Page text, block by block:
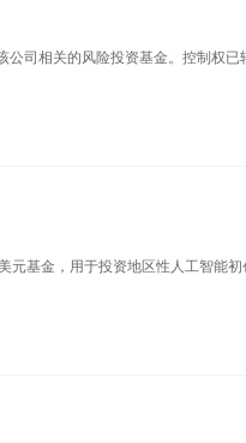
司相关的风险投资基金。控制权已
元基金，用于投资地区性人工智能初